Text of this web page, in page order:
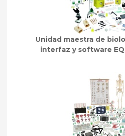
Unidad maestra de
interfaz y software